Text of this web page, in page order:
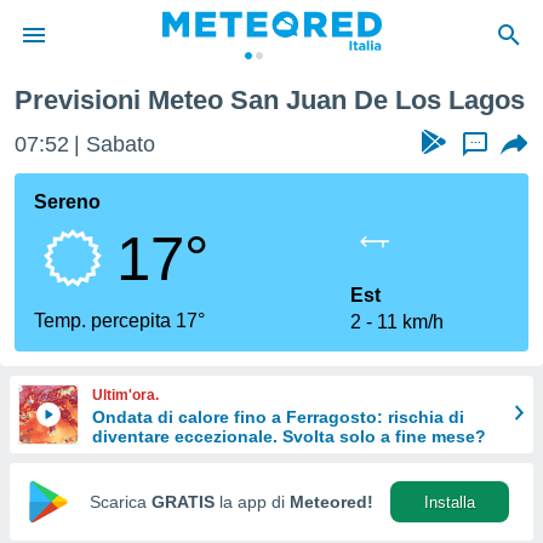
di
per
le
di
Web
Previsioni Meteo San Juan De Los Lagos
07:52 Sabato ...
Sereno
17°
Temp. percepita 17°
Est
2
11 km/h
Ultim'ora.
Ondata di calore fino a Ferragosto: rischia di
diventare eccezionale. Svolta solo a fine mese?
Scarica GRATIS la app di Meteored! Installa